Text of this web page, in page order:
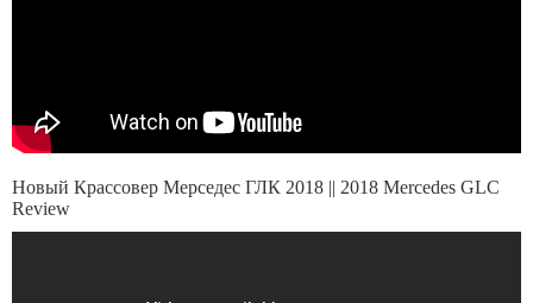
Новый Крассовер Мерседес ГЛК 2018 || 2018 Mercedes GLC
Review